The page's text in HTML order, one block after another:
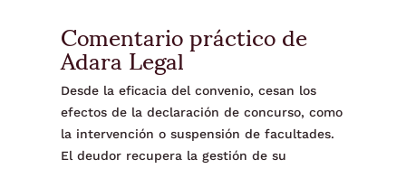
Comentario práctico de
Adara Legal
Desde la eficacia del convenio, cesan los
efectos de la declaración de concurso, como
la intervención o suspensión de facultades.
El deudor recupera la gestión de su